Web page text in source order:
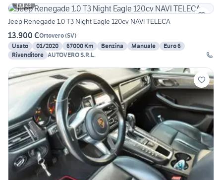
23
Jeep Renegade 1.0 T3 Night Eagle 120cv NAVI TELECA
13.900 €Ortovero(SV)
Usato
01/2020 67000 Km Benzina Manuale
Euro 6
Rivenditore AUTOVERO S.R.L.